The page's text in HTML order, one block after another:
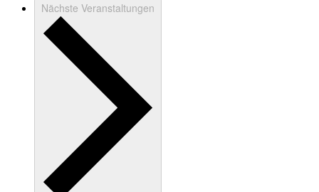
Nächste Veranstaltungen